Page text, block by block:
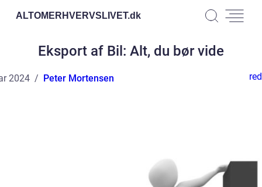
ALTOMERHVERVSLIVET.dk
Eksport af Bil: Alt, du bør vide
2024 Peter Mortensen